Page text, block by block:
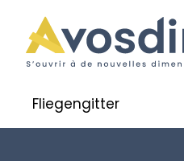
Fliegengitter